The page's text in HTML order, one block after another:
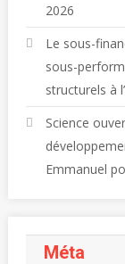
2026
Le sous-
sous-
structurels à
Science
Emmanuel
Méta